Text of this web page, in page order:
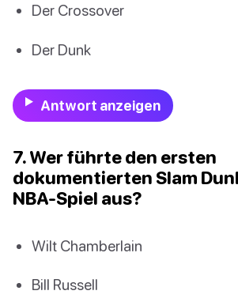
Der Crossover
Der Dunk
Antwort anzeigen
7. Wer führte den ersten
dokumentierten Slam
NBA-Spiel aus?
Wilt Chamberlain
Bill Russell